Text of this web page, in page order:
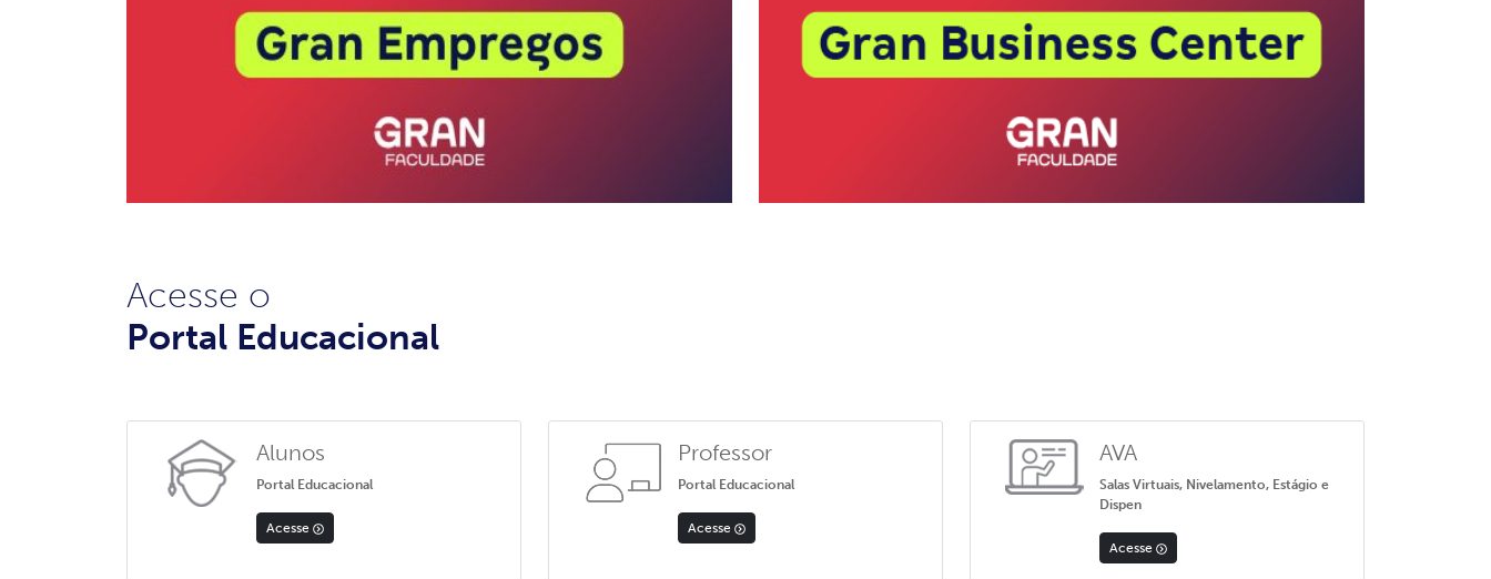
Acesse o
Portal Educacional
Alunos
Portal Educacional
Acesse
Professor
Portal Educacional
Acesse
AVA
Salas Virtuais, Nivelamento, Estágio e
Dispen
Acesse